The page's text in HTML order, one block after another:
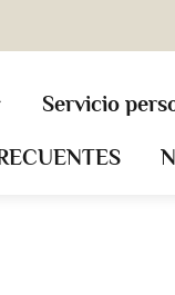
Servicio